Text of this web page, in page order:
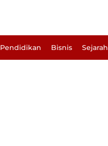
Pendidikan Bisnis Sejarah